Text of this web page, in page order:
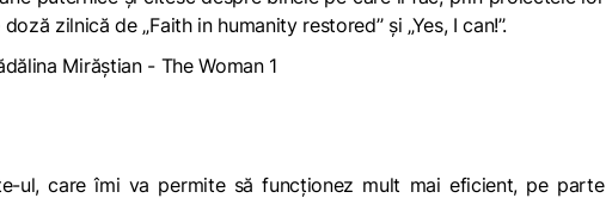
doză zilnică de „Faith in humanity restored’’ și „Yes, I can!’’.
ul, care îmi va permite să funcționez mult mai eficient, pe parte